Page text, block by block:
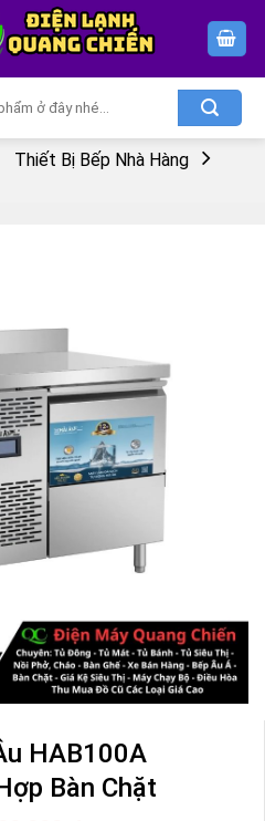
Thiết Bị Bếp Nhà Hàng
HAB100A
Bàn Chặt